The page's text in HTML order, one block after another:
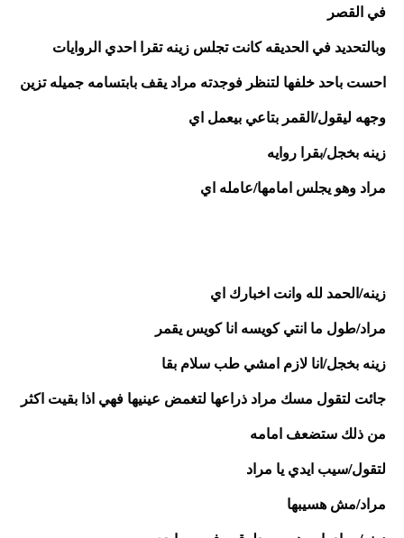
في القصر
وبالتحديد في الحديقه كانت تجلس زينه تقرا احدي الروايات
وجهه ليقول/القمر بتاعي بيعمل اي
زينه بخجل/بقرا روايه
مراد وهو يجلس امامها/عامله اي
زينه/الحمد لله وانت اخبارك اي
مراد/طول ما انتي كويسه انا كويس يقمر
زينه بخجل/انا لازم امشي طب سلام بقا
من ذلك ستضعف امامه
لتقول/سيب ايدي يا مراد
مراد/مش هسيبها